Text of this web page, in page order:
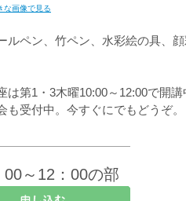
な画像で見る
ルペン、竹ペン、水彩絵の具、
は第1・3木曜10:00～12:00で開
も受付中。今すぐにでもどうぞ。
00～12：00の部